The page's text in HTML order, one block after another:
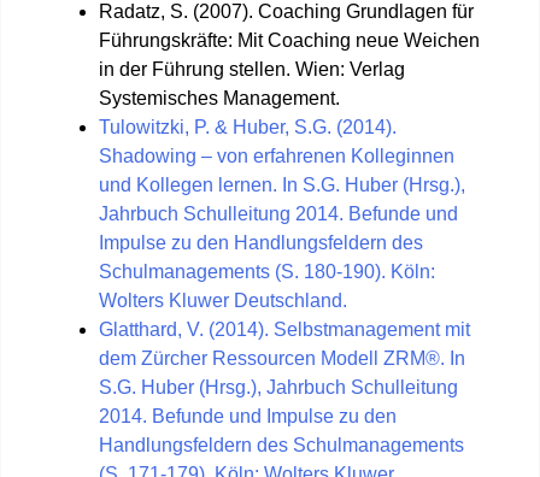
Radatz, S. (2007). Coaching Grundlagen für
Führungskräfte: Mit Coaching neue Weichen
in der Führung stellen. Wien: Verlag
Systemisches Management.
Tulowitzki, P. & Huber, S.G. (2014).
Shadowing – von erfahrenen Kolleginnen
und Kollegen lernen. In S.G. Huber (Hrsg.),
Jahrbuch Schulleitung 2014. Befunde und
Impulse zu den Handlungsfeldern des
Schulmanagements (S. 180-190). Köln:
Wolters Kluwer Deutschland.
Glatthard, V. (2014). Selbstmanagement mit
dem Zürcher Ressourcen Modell ZRM®. In
S.G. Huber (Hrsg.), Jahrbuch Schulleitung
2014. Befunde und Impulse zu den
Handlungsfeldern des Schulmanagements